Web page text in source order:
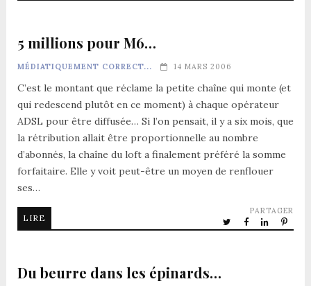
5 millions pour M6…
MÉDIATIQUEMENT CORRECT... 14 MARS 2006
C’est le montant que réclame la petite chaîne qui monte (et
qui redescend plutôt en ce moment) à chaque opérateur
ADSL pour être diffusée… Si l’on pensait, il y a six mois, que
la rétribution allait être proportionnelle au nombre
d’abonnés, la chaîne du loft a finalement préféré la somme
forfaitaire. Elle y voit peut-être un moyen de renflouer
ses…
LIRE
PARTAGER
Du beurre dans les épinards…